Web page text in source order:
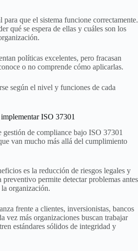
para que el sistema funcione correctamente.
qué se espera de ellas y cuáles son los
políticas excelentes, pero fracasan
o no comprende cómo aplicarlas.
según el nivel y funciones de cada
ISO 37301
gestión de compliance bajo ISO 37301
van mucho más allá del cumplimiento
es la reducción de riesgos legales y
preventivo permite detectar problemas antes
organización.
frente a clientes, inversionistas, bancos
vez más organizaciones buscan trabajar
estándares sólidos de integridad y